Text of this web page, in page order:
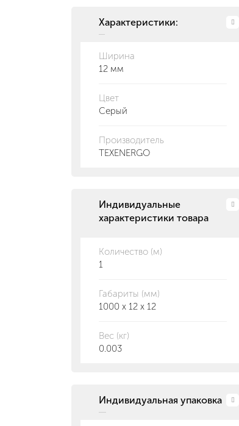
Характеристики:
Ширина
12 мм
Цвет
Серый
Производитель
TEXENERGO
Индивидуальные
характеристики товара
Количество (м)
1
Габариты (мм)
1000 x 12 x 12
Вес (кг)
0.003
Индивидуальная упаковка